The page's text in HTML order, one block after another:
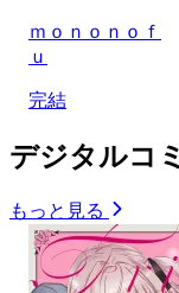
ｍｏｎｏｎｏｆ
ｕ
完結
デジタルコ
もっと見る